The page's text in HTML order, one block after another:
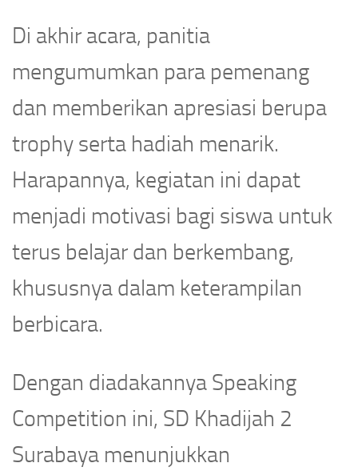
Di akhir acara, panitia
mengumumkan para pemenang
dan memberikan apresiasi berupa
trophy serta hadiah menarik.
Harapannya, kegiatan ini dapat
menjadi motivasi bagi siswa untuk
terus belajar dan berkembang,
khususnya dalam keterampilan
berbicara.
Dengan diadakannya Speaking
Competition ini, SD Khadijah 2
Surabaya menunjukkan